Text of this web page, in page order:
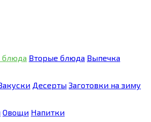
Вторые блюда Выпечка
Десерты Заготовки на зиму
Овощи Напитки